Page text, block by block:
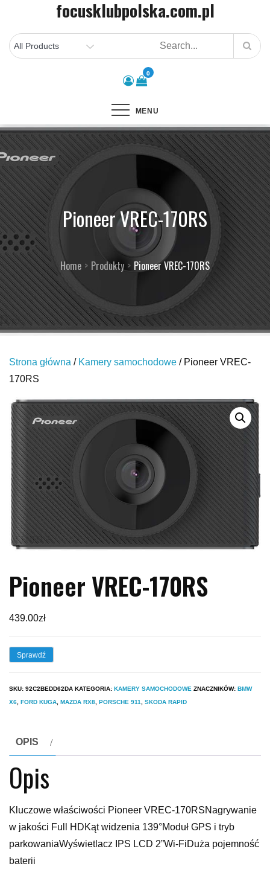
content
focusklubpolska.com.pl
0
MENU
Pioneer VREC-170RS
Home Produkty Pioneer VREC-170RS
Strona główna / Kamery samochodowe / Pioneer VREC-
170RS
Pioneer VREC-170RS
439.00zł
Sprawdź
SKU: 92C2BEDD62DA KATEGORIA: KAMERY SAMOCHODOWE ZNACZNIKÓW: BMW
X6 FORD KUGA MAZDA RX8 PORSCHE 911 SKODA RAPID
OPIS
Opis
Kluczowe właściwości Pioneer VREC-170RSNagrywanie
w jakości Full HDKąt widzenia 139°Moduł GPS i tryb
parkowaniaWyświetlacz IPS LCD 2”Wi-FiDuża pojemność
baterii